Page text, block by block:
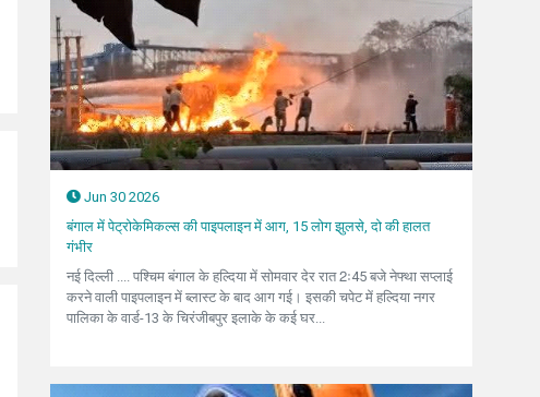
Jun 30 2026
बंगाल में पेट्रोकेमिकल्स की पाइपलाइन में आग, 15 लोग झुलसे, दो की हालत
गंभीर
नई दिल्ली .... पश्चिम बंगाल के हल्दिया में सोमवार देर रात 2ः45 बजे नेफ्था सप्लाई
करने वाली पाइपलाइन में ब्लास्ट के बाद आग गई। इसकी चपेट में हल्दिया नगर
पालिका के वार्ड-13 के चिरंजीबपुर इलाके के कई घर...